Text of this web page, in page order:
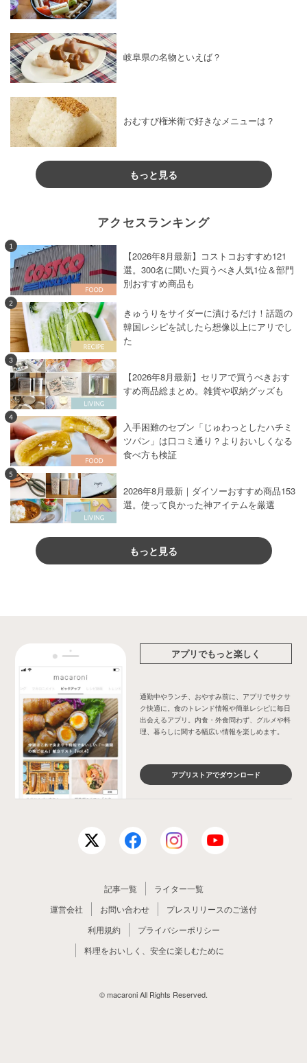
岐阜県の名物といえば？
おむすび権米衛で好きなメニューは？
もっと見る
アクセスランキング
1
【2026年8月最新】コストコおすすめ121
選。300名に聞いた買うべき人気1位＆部門
別おすすめ商品も
2
きゅうりをサイダーに漬けるだけ！話題の
韓国レシピを試したら想像以上にアリでし
た
3
【2026年8月最新】セリアで買うべきおす
すめ商品総まとめ。雑貨や収納グッズも
4
入手困難のセブン「じゅわっとしたハチミ
ツパン」は口コミ通り？よりおいしくなる
食べ方も検証
5
2026年8月最新｜ダイソーおすすめ商品153
選。使って良かった神アイテムを厳選
もっと見る
アプリでもっと楽しく
通勤中やランチ、おやすみ前に、アプリでサクサ
ク快適に。食のトレンド情報や簡単レシピに毎日
出会えるアプリ。内食・外食問わず、グルメや料
理、暮らしに関する幅広い情報を楽しめます。
アプリストアでダウンロード
記事一覧
ライター一覧
運営会社
お問い合わせ
プレスリリースのご送付
利用規約
プライバシーポリシー
料理をおいしく、安全に楽しむために
© macaroni All Rights Reserved.